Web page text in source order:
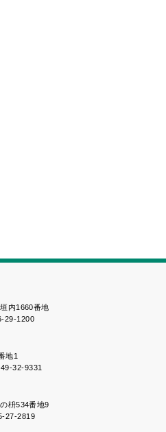
内1660番地
29-1200
地1
32-9331
枡534番地9
27-2819